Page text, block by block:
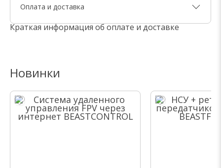
Оплата и доставка
Краткая информация об оплате и доставке
Новинки